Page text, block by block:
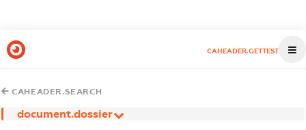
CAHEADER.GETTEST
CAHEADER.SEARCH
document.dossier